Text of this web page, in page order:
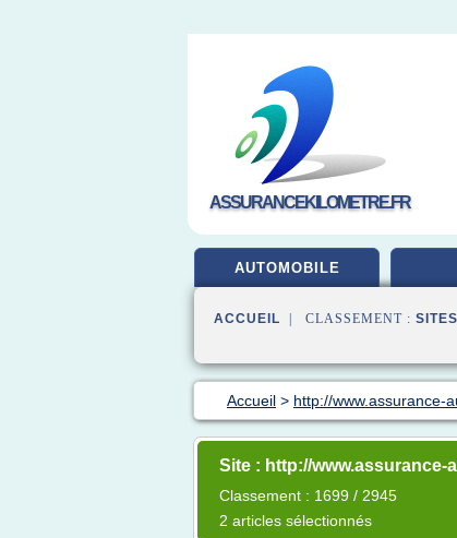
ASSURANCEKILOMETRE.FR
AUTOMOBILE
ACCUEIL | CLASSEMENT : SITES
Accueil > http://www.assurance-
Site : http://www.assurance-
Classement : 1699 / 2945
2 articles sélectionnés